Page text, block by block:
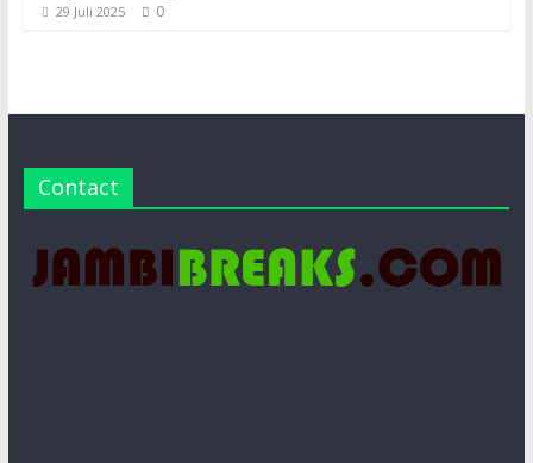
29 Juli 2025 0
Contact